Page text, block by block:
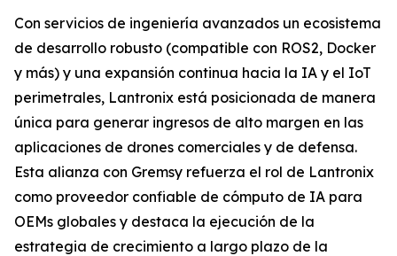
Con servicios de ingeniería avanzados un ecosistema
de desarrollo robusto (compatible con ROS2, Docker
y más) y una expansión continua hacia la IA y el IoT
perimetrales, Lantronix está posicionada de manera
única para generar ingresos de alto margen en las
aplicaciones de drones comerciales y de defensa.
Esta alianza con Gremsy refuerza el rol de Lantronix
como proveedor confiable de cómputo de IA para
OEMs globales y destaca la ejecución de la
estrategia de crecimiento a largo plazo de la